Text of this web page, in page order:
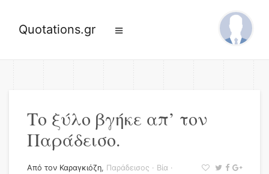
Quotations.gr
Το ξύλο βγήκε απ’ τον
Παράδεισο.
Από τον Καραγκιόζη, Παράδεισος · Βία ·